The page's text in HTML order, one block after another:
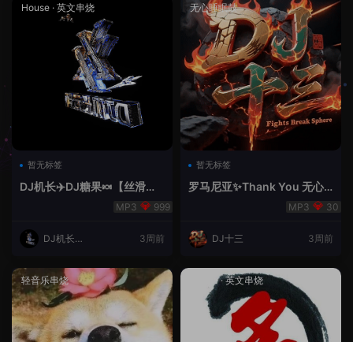
House · 英文串烧
暂无标签
DJ机长✈️DJ糖果🍬【丝滑之
夜5】House摇摆节奏✈️纯净999
DJ机长云
3周前
无心睡眠鼓
暂无标签
罗马尼亚✨Thank You 无心
30
DJ十三 3周前
轻音乐串烧 House·英文串烧